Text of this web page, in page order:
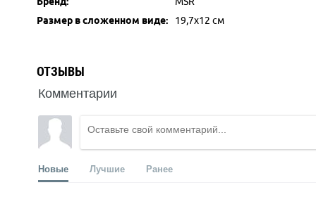
Размер в сложенном виде:
19,7x12 см
ОТЗЫВЫ
Комментарии
Новые Лучшие Ранее